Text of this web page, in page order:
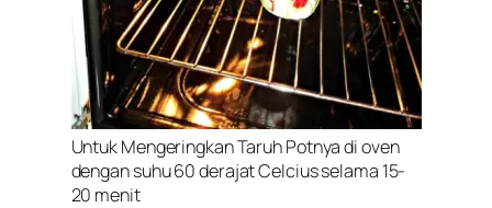
Untuk Mengeringkan Taruh Potnya di oven
dengan suhu 60 derajat Celcius selama 15-
20 menit